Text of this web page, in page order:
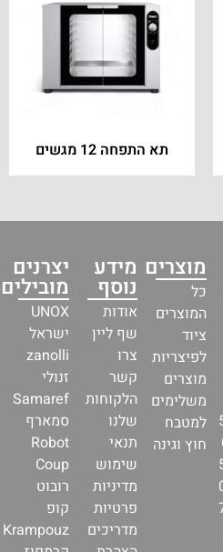
תא התפחה 12 מגשים
מוצרים
כל
המוצרים
ציוד
לפיצריות
מוצרים
משלימים
למטבח
חוץ וגינה
מידע
נוסף
אודות
שף ליין
צרו
קשר
הלקוחות
שלנו
תנאי
שימוש
מדיניות
פרטיות
מדריכים
יצרנים
מובילים
UNOX
ישראל
zanolli
זנולי
Samaref
סמארף
Robot
Coup
רובוט
קופ
Krampouz